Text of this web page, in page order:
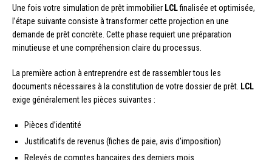
Une fois votre simulation de prêt immobilier LCLfinalisée et optimisée,
l’étape suivante consiste à transformer cette projection en une
demande de prêt concrète. Cette phase requiert une préparation
minutieuse et une compréhension claire du processus.
La première action à entreprendre est de rassembler tous les
documents nécessaires à la constitution de votre dossier de prêt. LCL
exige généralement les pièces suivantes :
Pièces d’identité
Justificatifs de revenus (fiches de paie, avis d’imposition)
Relevés de comptes bancaires des derniers mois